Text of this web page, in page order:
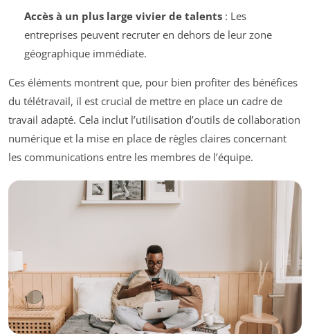
Accès à un plus large vivier de talents: Les
entreprises peuvent recruter en dehors de leur zone
géographique immédiate.
Ces éléments montrent que, pour bien profiter des bénéfices
du télétravail, il est crucial de mettre en place un cadre de
travail adapté. Cela inclut l’utilisation d’outils de collaboration
numérique et la mise en place de règles claires concernant
les communications entre les membres de l’équipe.